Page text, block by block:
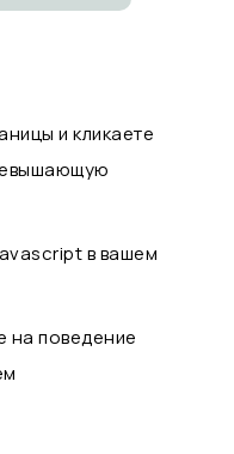
и кликаете
в вашем
на поведение